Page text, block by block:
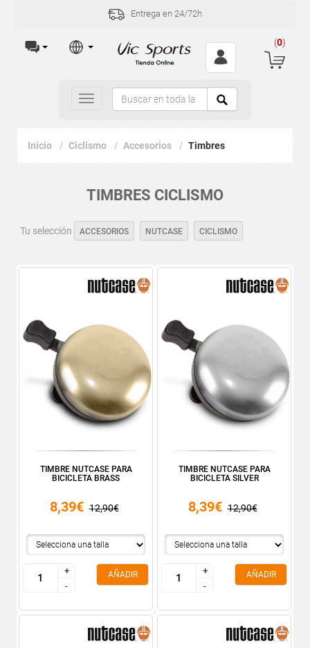
Entrega en 24/72h
(0)
Toggle
navigation
Inicio Ciclismo Accesorios Timbres
TIMBRES CICLISMO
Tu selección ACCESORIOS NUTCASE CICLISMO
TIMBRE NUTCASE PARA
BICICLETA BRASS
8,39€ 12,90€
+
-
+
-
AÑADIR
TIMBRE NUTCASE PARA
BICICLETA SILVER
8,39€ 12,90€
+
-
+
-
AÑADIR